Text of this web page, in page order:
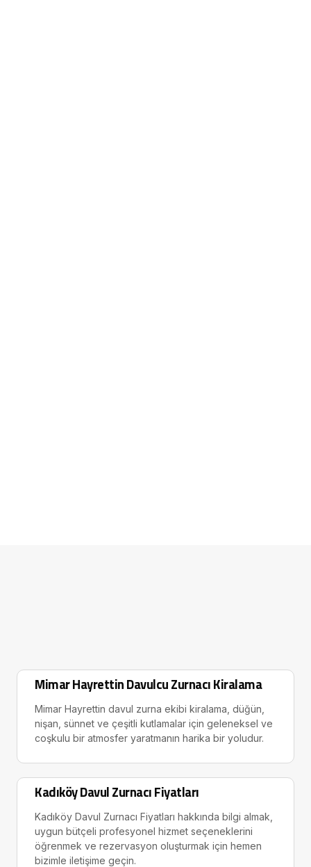
Mimar Hayrettin Davulcu Zurnacı Kiralama
Mimar Hayrettin davul zurna ekibi kiralama, düğün,
nişan, sünnet ve çeşitli kutlamalar için geleneksel ve
coşkulu bir atmosfer yaratmanın harika bir yoludur.
Kadıköy Davul Zurnacı Fiyatları
Kadıköy Davul Zurnacı Fiyatları hakkında bilgi almak,
uygun bütçeli profesyonel hizmet seçeneklerini
öğrenmek ve rezervasyon oluşturmak için hemen
bizimle iletişime geçin.